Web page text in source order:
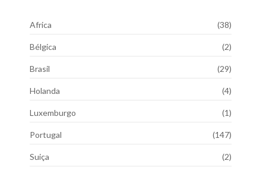
Africa (38)
Bélgica (2)
Brasil (29)
Holanda (4)
Luxemburgo (1)
Portugal (147)
Suiça (2)